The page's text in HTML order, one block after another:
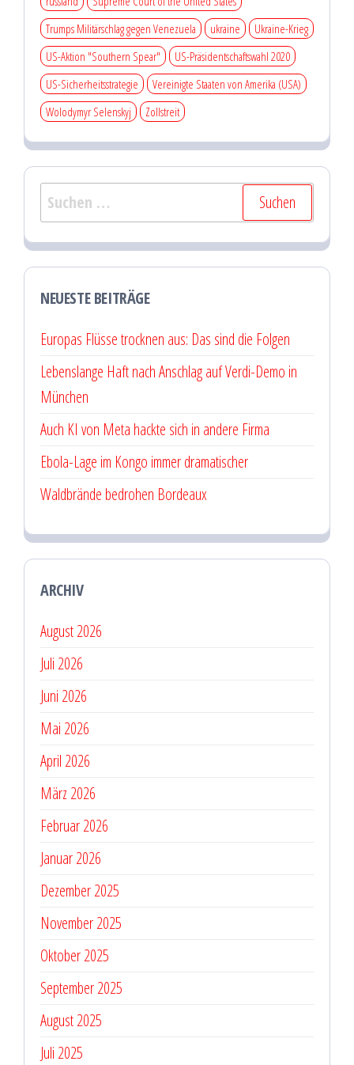
Trumps Militärschlag gegen Venezuela
ukraine
Ukraine-Krieg
US-Aktion "Southern Spear"
US-Präsidentschaftswahl 2020
US-Sicherheitsstrategie
Vereinigte Staaten von Amerika (USA)
Wolodymyr Selenskyj
Zollstreit
Suchen
nach:
NEUESTE BEITRÄGE
Europas Flüsse trocknen aus: Das sind die Folgen
Lebenslange Haft nach Anschlag auf Verdi-Demo in
München
Auch KI von Meta hackte sich in andere Firma
Ebola-Lage im Kongo immer dramatischer
Waldbrände bedrohen Bordeaux
ARCHIV
August 2026
Juli 2026
Juni 2026
Mai 2026
April 2026
März 2026
Februar 2026
Januar 2026
Dezember 2025
November 2025
Oktober 2025
September 2025
August 2025
Juli 2025